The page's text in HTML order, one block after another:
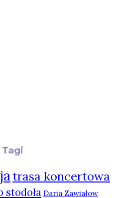
Tagi
trasa koncertowa
stodoła Daria Zawiałow